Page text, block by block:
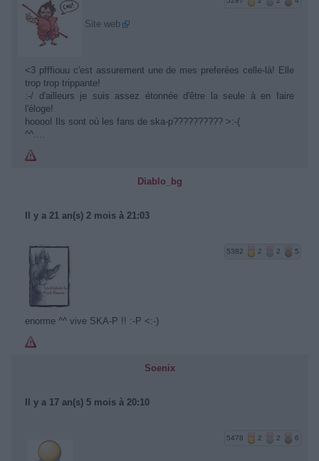
Site web
<3 pfffiouu c'est assurement une de mes preferées celle-là! Elle
trop trop trippante!
:-/ d'ailleurs je suis assez étonnée d'être la seule à en faire
l'éloge!
hoooo! Ils sont où les fans de ska-p?????????? >:-(
^^....
Diablo_bg
Il y a 21 an(s) 2 mois à 21:03
5382 2 2 5
enorme ^^ vive SKA-P !! :-P <:-)
Soenix
Il y a 17 an(s) 5 mois à 20:10
5478 2 2 6